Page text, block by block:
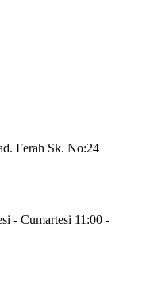
Ferah Sk. No:24
- Cumartesi 11:00 -